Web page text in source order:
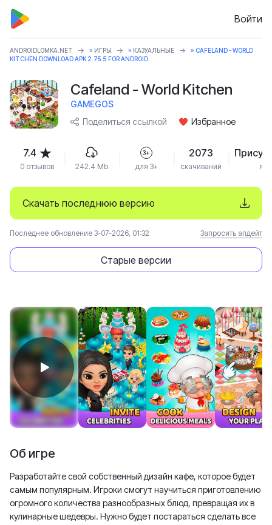
Войти
ANDROIDLOMKA.NET » ИГРЫ » КАЗУАЛЬНЫЕ
» CAFELAND - WORLD
KITCHEN DOWNLOAD APK 2.75.5 FOR ANDROID
Cafeland - World Kitchen
GAMEGOS
Поделиться ссылкой
Избранное
Скачать последнюю версию
Старые версии
Последнее обновление 3-07-2026, 01:32 Запросить апдейт
7.4
0 отзывов 242.4 Mb
3+
для 3+
2073
скачиваний
Об игре
Разработайте свой собственный дизайн кафе, которое будет
самым популярным. Игроки смогут научиться приготовлению
огромного количества разнообразных блюд, превращая их в
кулинарные шедевры. Нужно будет постараться сделать все